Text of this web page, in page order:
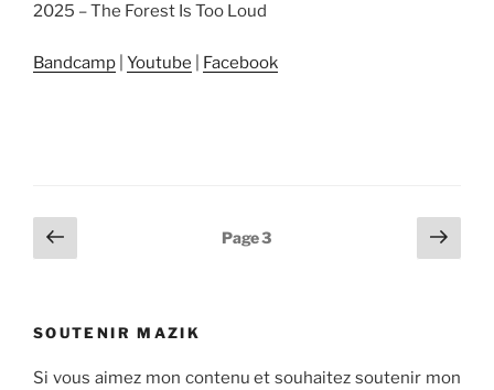
2025 – The Forest Is Too Loud
Bandcamp Youtube Facebook
Pagination
des
Page
précédente
Page3
Page
SOUTENIR MAZIK
Si vous aimez mon contenu et souhaitez soutenir mon